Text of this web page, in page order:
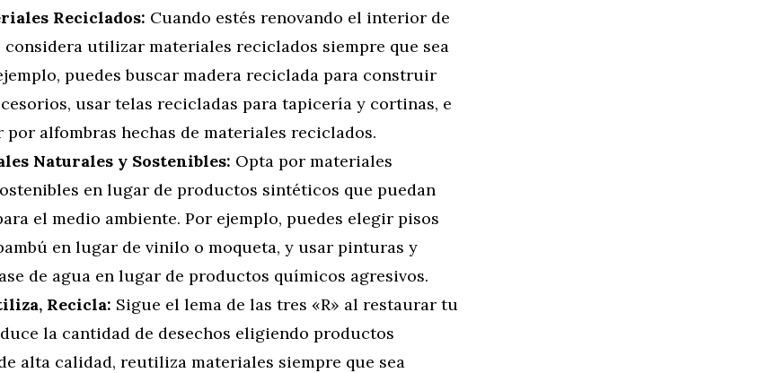
Reciclados: Cuando estés renovando el interior de
utilizar materiales reciclados siempre que sea
puedes buscar madera reciclada para construir
usar telas recicladas para tapicería y cortinas, e
alfombras hechas de materiales reciclados.
Naturales y Sostenibles: Opta por materiales
en lugar de productos sintéticos que puedan
el medio ambiente. Por ejemplo, puedes elegir pisos
en lugar de vinilo o moqueta, y usar pinturas y
de agua en lugar de productos químicos agresivos.
Recicla: Sigue el lema de las tres «R» al restaurar tu
la cantidad de desechos eligiendo productos
alta calidad, reutiliza materiales siempre que sea